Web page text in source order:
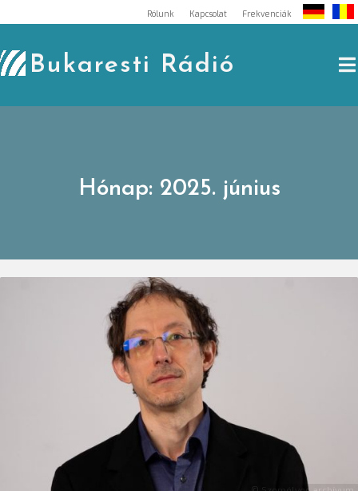
to
content
Rólunk Kapcsolat Frekvenciák
Bukaresti Rádió
Hónap: 2025. június